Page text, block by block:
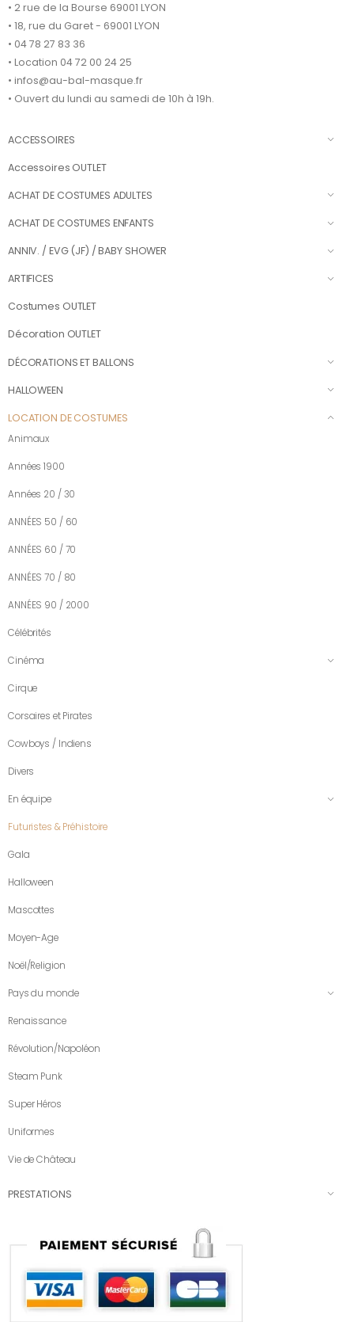
• 2 rue de la Bourse 69001 LYON
• 18, rue du Garet - 69001 LYON
• 04 78 27 83 36
• Location 04 72 00 24 25
• infos@au-bal-masque.fr
• Ouvert du lundi au samedi de 10h à 19h.
ACCESSOIRES
Accessoires OUTLET
ACHAT DE COSTUMES ADULTES
ACHAT DE COSTUMES ENFANTS
ANNIV. / EVG (JF) / BABY SHOWER
ARTIFICES
Costumes OUTLET
Décoration OUTLET
DÉCORATIONS ET BALLONS
HALLOWEEN
LOCATION DE COSTUMES
Animaux
Années 1900
Années 20 / 30
ANNÉES 50 / 60
ANNÉES 60 / 70
ANNÉES 70 / 80
ANNÉES 90 / 2000
Célébrités
Cinéma
Cirque
Corsaires et Pirates
Cowboys / Indiens
Divers
En équipe
Futuristes & Préhistoire
Gala
Halloween
Mascottes
Moyen-Age
Noël/Religion
Pays du monde
Renaissance
Révolution/Napoléon
Steam Punk
Super Héros
Uniformes
Vie de Château
PRESTATIONS